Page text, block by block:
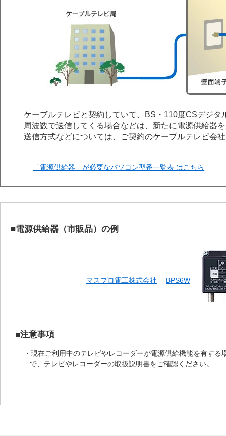
ケーブルテレビと契約していて、BS・110度CSデジタ
周波数で送信してくる場合などは、新たに電源供給器
送信方式などについては、ご契約のケーブルテレビ会
「電源供給器」が必要なパソコン型番一覧表 はこちら
■電源供給器（市販品）の例
マスプロ電工株式会社 BPS6W
■注意事項
・現在ご利用中のテレビやレコーダーが電源供給機能を有す
で、テレビやレコーダーの取扱説明書をご確認ください。